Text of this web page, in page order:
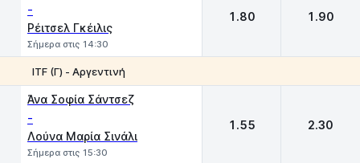
-
Ρέιτσελ Γκέιλις
Σήμερα στις 14:30
1.80 1.90
ITF (Γ) - Αργεντινή
Άνα Σοφία Σάντσεζ
-
Λούνα Μαρία Σινάλι
Σήμερα στις 15:30
1.55 2.30